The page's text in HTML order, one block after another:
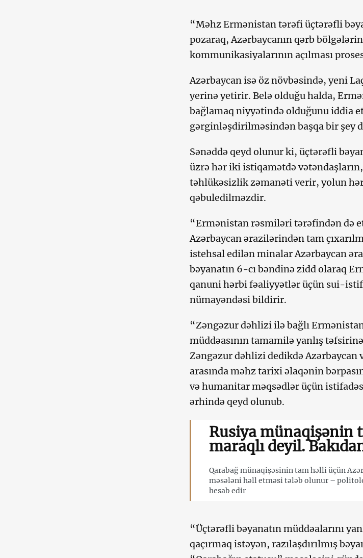
“Məhz Ermənistan tərəfi üçtərəfli
pozaraq, Azərbaycanın qərb
kommunikasiyalarının açılması
Azərbaycan isə öz növbəsində, yeni
yerinə yetirir. Belə olduğu halda,
bağlamaq niyyətində olduğunu iddia
gərginləşdirilməsindən başqa bir şey
Sənəddə qeyd olunur ki, üçtərəfli
üzrə hər iki istiqamətdə
təhlükəsizlik zəmanəti verir, yolun
qəbuledilməzdir.
“Ermənistan rəsmiləri tərəfindən də
Azərbaycan ərazilərindən tam
istehsal edilən minalar Azərbaycan
bəyanatın 6-cı bəndinə zidd olaraq
qanuni hərbi fəaliyyətlər üçün sui-
nümayəndəsi bildirir.
“Zəngəzur dəhlizi ilə bağlı
müddəasının tamamilə yanlış
Zəngəzur dəhlizi dedikdə Azərbaycan
arasında məhz tarixi əlaqənin
və humanitar məqsədlər üçün
ərhində qeyd olunub.
Rusiya münaqişənin
maraqlı deyil.
Qarabağ münaqişəsinin tam həlli üçün
məsələni həll etməsi tələb olunur –
hesab edir
“Üçtərəfli bəyanatın müddəalarını
qaçırmaq istəyən, razılaşdırılmış